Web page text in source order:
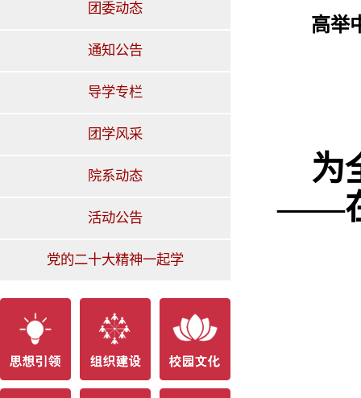
团委动态
通知公告
导学专栏
团学风采
院系动态
活动公告
党的二十大精神一起学
高举
为
——在